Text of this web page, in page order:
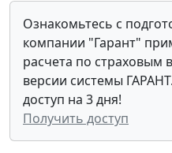
Ознакомьтесь с
компании "Гарант"
расчета по страховым
версии системы
доступ на 3 дня!
Получить доступ